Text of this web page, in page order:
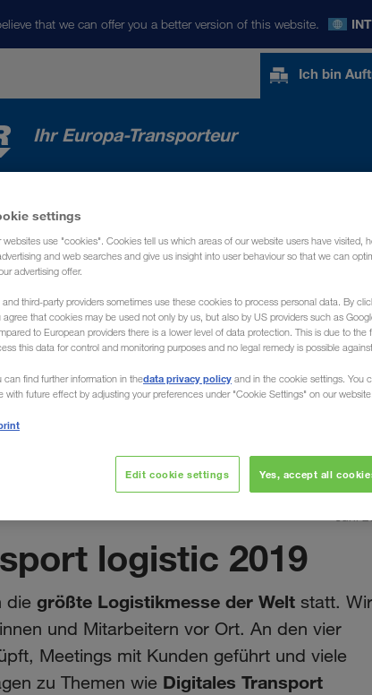
that we can offer you a better version of this website. INT
Ich bin
Ihr Europa-Transporteur
Juni
logistic 2019
die größte Logistikmesse der Welt statt. Wir
und Mitarbeitern vor Ort. An den vier
Meetings mit Kunden geführt und viele
zu Themen wie Digitales Transport
settings
websites use "cookies". Cookies tell us which areas of our website users have visited,
and web searches and give us insight into user behaviour so that we can
advertising offer.
and third-party providers sometimes use these cookies to process personal data. By
agree that cookies may be used not only by us, but also by US providers such as
to European providers there is a lower level of data protection. This is due to
this data for control and monitoring purposes and no legal remedy is possible
can find further information in thedata privacy policy and in the cookie settings. You
with future effect by adjusting your preferences under "Cookie Settings" on our website.
Edit cookie settings Yes, accept all